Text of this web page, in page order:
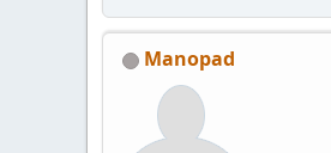
Manopad